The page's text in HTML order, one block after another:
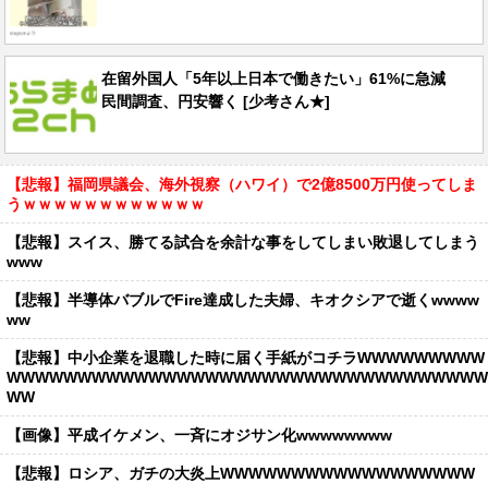
在留外国人「5年以上日本で働きたい」61%に急減
民間調査、円安響く [少考さん★]
【悲報】福岡県議会、海外視察（ハワイ）で2億8500万円使ってしま
うｗｗｗｗｗｗｗｗｗｗｗｗ
【悲報】スイス、勝てる試合を余計な事をしてしまい敗退してしまう
www
【悲報】半導体バブルでFire達成した夫婦、キオクシアで逝くwwww
ww
【悲報】中小企業を退職した時に届く手紙がコチラWWWWWWWWW
WWWWWWWWWWWWWWWWWWWWWWWWWWWWWWWWWW
WW
【画像】平成イケメン、一斉にオジサン化wwwwwwww
【悲報】ロシア、ガチの大炎上WWWWWWWWWWWWWWWWWW